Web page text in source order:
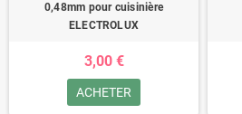
0,48mm pour cuisinière
ELECTROLUX
3,00 €
ACHETER